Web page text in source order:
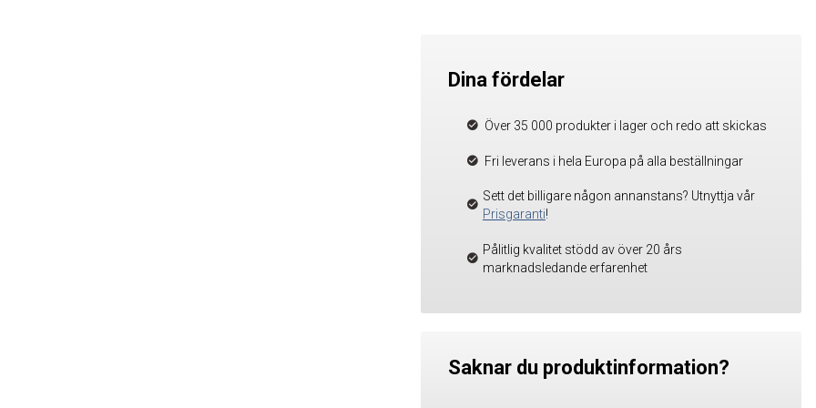
Dina fördelar
Över 35 000 produkter i lager och redo att skickas
Fri leverans i hela Europa på alla beställningar
Sett det billigare någon annanstans? Utnyttja vår
Prisgaranti!
Pålitlig kvalitet stödd av över 20 års
marknadsledande erfarenhet
Saknar du produktinformation?